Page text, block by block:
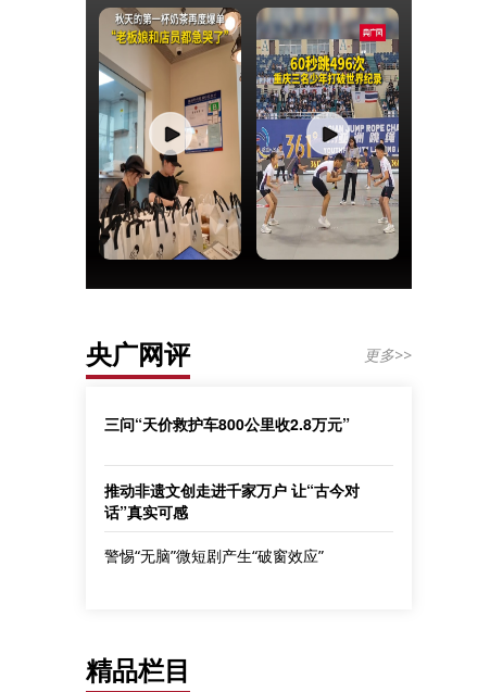
央广网评 更多>>
三问“天价救护车800公里收2.8万元”
推动非遗文创走进千家万户 让“古今对
话”真实可感
警惕“无脑”微短剧产生“破窗效应”
精品栏目